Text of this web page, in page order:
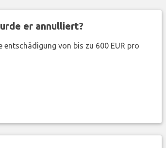
er annulliert?
entschädigung von bis zu 600 EUR pro